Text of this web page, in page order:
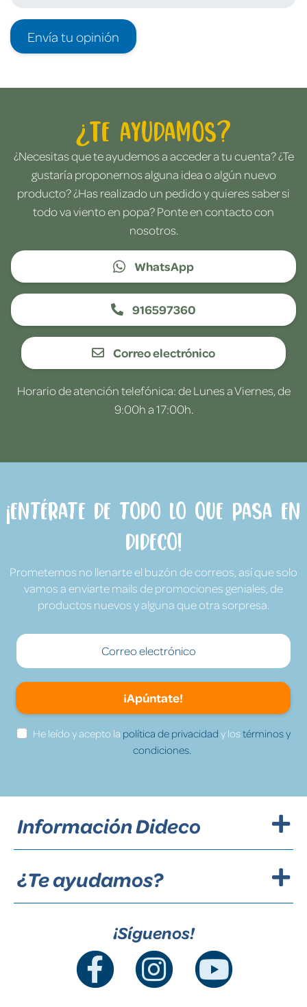
Envía tu opinión
¿Te ayudamos?
¿Necesitas que te ayudemos a acceder a tu cuenta? ¿Te
gustaría proponernos alguna idea o algún nuevo
producto? ¿Has realizado un pedido y quieres saber si
todo va viento en popa? Ponte en contacto con
nosotros.
WhatsApp
916597360
Correo electrónico
Horario de atención telefónica: de Lunes a Viernes, de
9:00h a 17:00h.
¡Entérate de todo lo que pasa en
Dideco!
Prometemos no llenarte el buzón de correos, así que solo
vamos a enviarte mails de promociones geniales, de
productos nuevos y alguna que otra sorpresa.
¡Apúntate!
He leído y acepto la política de privacidad y lostérminos y
condiciones.
Información Dideco
¿Te ayudamos?
¡Síguenos!